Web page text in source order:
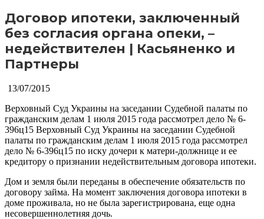
Договор ипотеки, заключенный
без согласия органа опеки, –
недействителен | Касьяненко и
Партнеры
13/07/2015
Верховный Суд Украины на заседании Судебной палаты по
гражданским делам 1 июля 2015 года рассмотрел дело № 6-
396ц15 Верховный Суд Украины на заседании Судебной
палаты по гражданским делам 1 июля 2015 года рассмотрел
дело № 6-396ц15 по иску дочери к матери-должнице и ее
кредитору о признании недействительным договора ипотеки.
Дом и земля были переданы в обеспечение обязательств по
договору займа. На момент заключения договора ипотеки в
доме проживала, но не была зарегистрирована, еще одна
несовершеннолетняя дочь.